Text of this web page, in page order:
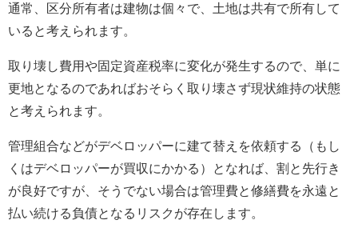
通常、区分所有者は建物は個々で、土地は共有で所有して
いると考えられます。
取り壊し費用や固定資産税率に変化が発生するので、単に
更地となるのであればおそらく取り壊さず現状維持の状態
と考えられます。
管理組合などがデベロッパーに建て替えを依頼する（もし
くはデベロッパーが買収にかかる）となれば、割と先行き
が良好ですが、そうでない場合は管理費と修繕費を永遠と
払い続ける負債となるリスクが存在します。